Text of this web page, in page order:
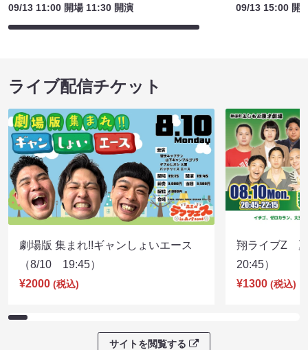
09/13 11:00 開場 11:30 開演
09/13 15:00 開
ライブ配信チケット
劇場版 集まれ!!ギャンしょいエース
（8/10 19:45）
¥2000 (税込)
翔ライブZ
20:45）
¥1300 (税込)
サイトを閲覧する